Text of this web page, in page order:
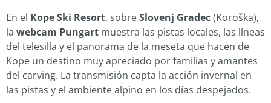
En el Kope Ski Resort, sobreSlovenj Gradec(Koroška),
la webcam Pungart muestra las pistas locales, las líneas
del telesilla y el panorama de la meseta que hacen de
Kope un destino muy apreciado por familias y amantes
del carving. La transmisión capta la acción invernal en
las pistas y el ambiente alpino en los días despejados.